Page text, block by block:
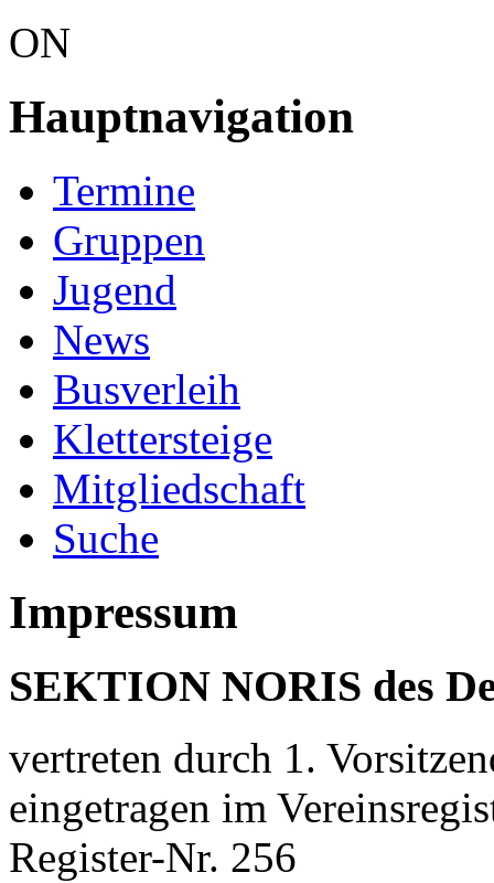
ON
Hauptnavigation
Termine
Gruppen
Jugend
News
Busverleih
Klettersteige
Mitgliedschaft
Suche
Impressum
SEKTION NORIS des
vertreten durch 1.
eingetragen im
Register-Nr. 256